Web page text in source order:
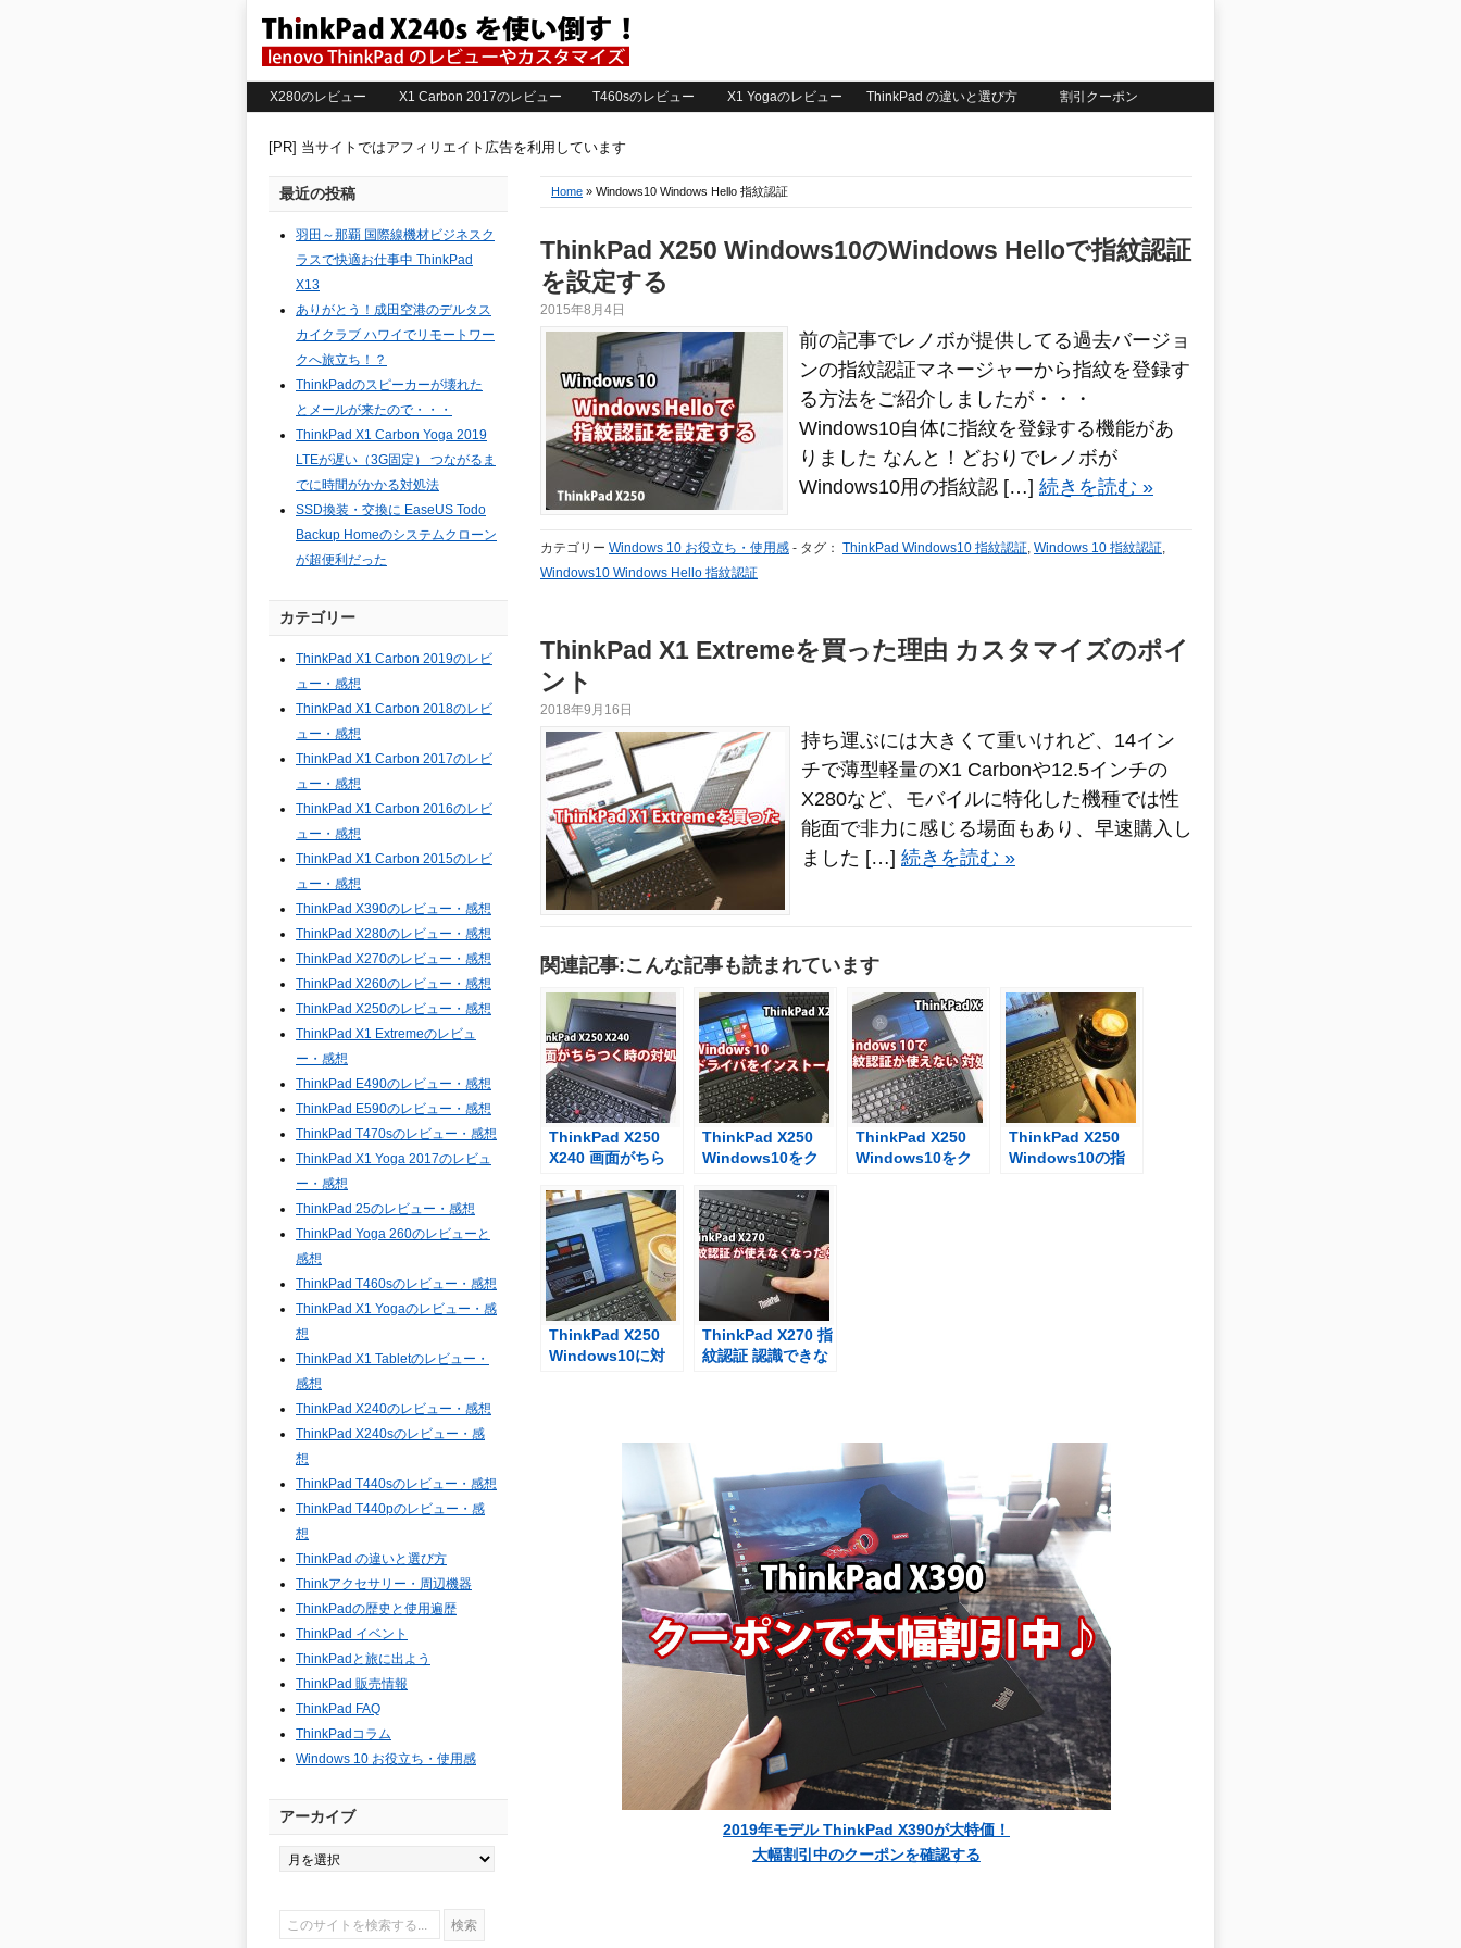
X280のレビュー X1 Carbon 2017のレビュー T460sのレビュー X1 Yogaのレビュー ThinkPad の違いと選び方 割引クーポン
[PR] 当サイトではアフィリエイト広告を利用しています
Home » Windows10 Windows Hello 指紋認証
ThinkPad X250 Windows10のWindows Helloで指紋認証
を設定する
2015年8月4日
前の記事でレノボが提供してる過去バージョ
ンの指紋認証マネージャーから指紋を登録す
る方法をご紹介しましたが・・・
Windows10自体に指紋を登録する機能があ
りました なんと！どおりでレノボが
Windows10用の指紋認 […] 続きを読む »
カテゴリー Windows 10 お役立ち・使用感 - タグ： ThinkPad Windows10 指紋認証, Windows 10 指紋認証,
Windows10 Windows Hello 指紋認証
ThinkPad X1 Extremeを買った理由 カスタマイズのポイ
ント
2018年9月16日
持ち運ぶには大きくて重いけれど、14イン
チで薄型軽量のX1 Carbonや12.5インチの
X280など、モバイルに特化した機種では性
能面で非力に感じる場面もあり、早速購入し
ました […] 続きを読む »
関連記事:こんな記事も読まれています
ThinkPad X250
X240 画面がちら
処法
ThinkPad X250
Windows10をク
ル後、ドライバを
インストール
ThinkPad X250
Windows10をク
ThinkPad X250
Windows10の指
ThinkPad X250
Windows10に対
ThinkPad X270 指
紋認証 認識できな
2019年モデル ThinkPad X390が大特価！
大幅割引中のクーポンを確認する
最近の投稿
羽田～那覇 国際線機材ビジネスク
ラスで快適お仕事中 ThinkPad
X13
ありがとう！成田空港のデルタス
カイクラブ ハワイでリモートワー
クへ旅立ち！？
ThinkPadのスピーカーが壊れた
とメールが来たので・・・
ThinkPad X1 Carbon Yoga 2019
LTEが遅い（3G固定） つながるま
でに時間がかかる対処法
SSD換装・交換に EaseUS Todo
Backup Homeのシステムクローン
が超便利だった
カテゴリー
ThinkPad X1 Carbon 2019のレビ
ュー・感想
ThinkPad X1 Carbon 2018のレビ
ュー・感想
ThinkPad X1 Carbon 2017のレビ
ュー・感想
ThinkPad X1 Carbon 2016のレビ
ュー・感想
ThinkPad X1 Carbon 2015のレビ
ュー・感想
ThinkPad X390のレビュー・感想
ThinkPad X280のレビュー・感想
ThinkPad X270のレビュー・感想
ThinkPad X260のレビュー・感想
ThinkPad X250のレビュー・感想
ThinkPad X1 Extremeのレビュ
ー・感想
ThinkPad E490のレビュー・感想
ThinkPad E590のレビュー・感想
ThinkPad T470sのレビュー・感想
ThinkPad X1 Yoga 2017のレビュ
ー・感想
ThinkPad 25のレビュー・感想
ThinkPad Yoga 260のレビューと
感想
ThinkPad T460sのレビュー・感想
ThinkPad X1 Yogaのレビュー・感
想
ThinkPad X1 Tabletのレビュー・
感想
ThinkPad X240のレビュー・感想
ThinkPad X240sのレビュー・感
想
ThinkPad T440sのレビュー・感想
ThinkPad T440pのレビュー・感
想
ThinkPad の違いと選び方
Thinkアクセサリー・周辺機器
ThinkPadの歴史と使用遍歴
ThinkPad イベント
ThinkPadと旅に出よう
ThinkPad 販売情報
ThinkPad FAQ
ThinkPadコラム
Windows 10 お役立ち・使用感
アーカイブ